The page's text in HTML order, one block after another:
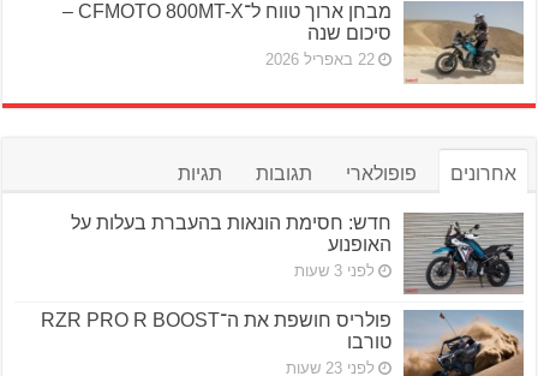
מבחן ארוך טווח ל־CFMOTO 800MT-X –
סיכום שנה
22 באפריל 2026
אחרונים פופולארי תגובות תגיות
חדש: חסימת הונאות בהעברת בעלות על
האופנוע
לפני 3 שעות
פולריס חושפת את ה־RZR PRO R BOOST
טורבו
לפני 23 שעות